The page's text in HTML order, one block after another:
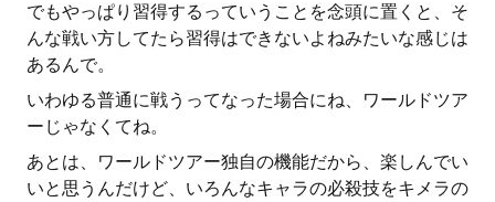
でもやっぱり習得するっていうことを念頭に置くと、そ
んな戦い方してたら習得はできないよねみたいな感じは
あるんで。
いわゆる普通に戦うってなった場合にね、ワールドツア
ーじゃなくてね。
あとは、ワールドツアー独自の機能だから、楽しんでい
いと思うんだけど、いろんなキャラの必殺技をキメラの